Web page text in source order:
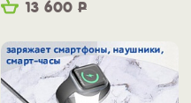
13 600 Р